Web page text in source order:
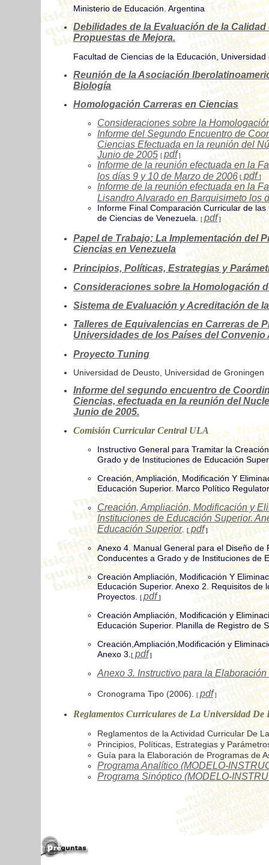
Ministerio de Educación. Argentina
Debilidades de la Evaluación de la
Propuestas de Mejora.
Facultad de Ciencias de la Educación,
Reunión de la Asociación
Biología
Homologación Carreras en Ciencias
Consideraciones sobre la
Informe del Segundo Encuentro de
Ciencias Efectuada en la reunión del
Junio de 2005 [ pdf ]
Informe de la reunión efectuada en la
los días 9 y 10 de Marzo de 2006 [pdf]
Informe de la reunión efectuada en la
Lisandro Alvarado en Barquisimeto los
Informe Final Comparación Curricular de
de Ciencias de Venezuela. [ pdf]
Papel de Trabajo; La Implementación del
Ciencias en Venezuela
Principios, Políticas, Estrategias y
Consideraciones sobre la Homologación
Sistema de Evaluación y Acreditación de
Talleres de Equivalencias en Carreras de
Universidades de los Países del Convenio
Proyecto Tuning
Universidad de Deusto, Universidad de Groningen
Informe del segundo encuentro de
Ciencias, efectuada en la reunión del
Junio de 2005.
Comisión Curricular Central ULA
Instructivo General para Tramitar la
Grado y de Instituciones de Educación
Creación, Ampliación, Modificación Y
Educación Superior. Marco Político
Creación, Ampliación, Modificación y
Instituciones de Educación Superior.
Educación Superior. [ pdf ]
Anexo 4. Manual General para el Diseño
Conducentes a Grado y de Instituciones de
Creación Ampliación, Modificación Y
Educación Superior. Anexo 2. Requisitos
Proyectos. [ pdf]
Creación Ampliación, Modificación y
Educación Superior. Planilla de Registro de
Creación,Ampliación,Modificación y
Anexo 3.[ pdf ]
Anexo 3. Instructivo para la
Cronograma Tipo (2006). [ pdf ]
Reglamentos Curriculares de La Universidad De
Reglamentos de la Actividad Curricular De
Principios, Políticas, Estrategias y
Guía para la Elaboración de Programas de
Programa Analítico (MODELO-
Programa Sinóptico (MODELO-